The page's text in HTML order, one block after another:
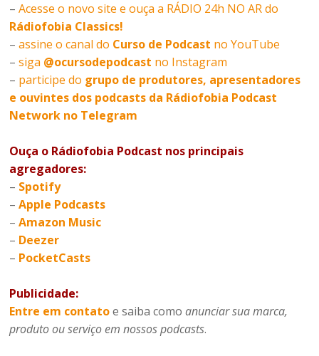
–Acesse o novo site e ouça a RÁDIO 24h NO AR do
Rádiofobia Classics!
–assine o canal do Curso de Podcast no YouTube
–siga @ocursodepodcast no Instagram
– participe do grupo de produtores, apresentadores
e ouvintes dos podcasts da Rádiofobia Podcast
Network no Telegram
Ouça o Rádiofobia Podcast nos principais
agregadores:
– Spotify
–Apple Podcasts
–Amazon Music
– Deezer
– PocketCasts
Publicidade:
Entre em contatoe saiba comoanunciar sua marca,
produto ou serviço em nossos podcasts.